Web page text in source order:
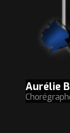
Aurélie